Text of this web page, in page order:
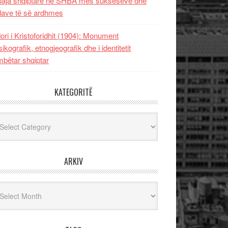
të së ardhmes
i Kristoforidhit (1904): Monument
etnogjeografik dhe i identitetit
shqiptar
KATEGORITË
ARKIV